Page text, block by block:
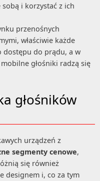
i korzystać z ich
przenośnych
właściwie każde
dostępu do prądu, a w
głośniki radzą się
głośników
urządzeń z
segmenty cenowe,
się również
designem i, co za tym